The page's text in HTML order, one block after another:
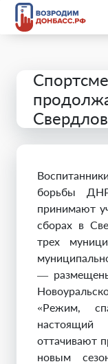
борьбы
принимают
сборах в
трех
—
«Режим,
оттачивают
новым